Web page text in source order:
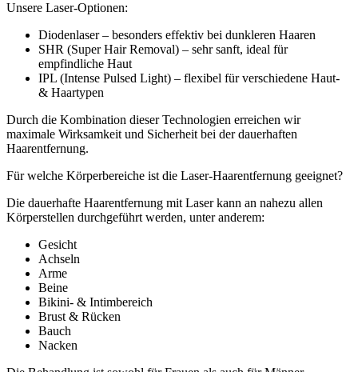
Unsere Laser-Optionen:
Diodenlaser – besonders effektiv bei dunkleren Haaren
SHR (Super Hair Removal) – sehr sanft, ideal für
empfindliche Haut
IPL (Intense Pulsed Light) – flexibel für verschiedene Haut-
& Haartypen
Durch die Kombination dieser Technologien erreichen wir
maximale Wirksamkeit und Sicherheit bei der dauerhaften
Haarentfernung.
Für welche Körperbereiche ist die Laser-Haarentfernung geeignet?
Die dauerhafte Haarentfernung mit Laser kann an nahezu allen
Körperstellen durchgeführt werden, unter anderem:
Gesicht
Achseln
Arme
Beine
Bikini- & Intimbereich
Brust & Rücken
Bauch
Nacken